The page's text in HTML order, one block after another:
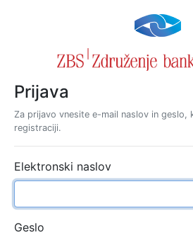
Prijava
Za prijavo vnesite e-mail naslov in geslo,
registraciji.
Elektronski naslov
Geslo